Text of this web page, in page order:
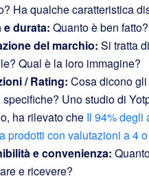
Ha qualche caratteristica
e durata: Quanto è ben
del marchio: Si tratta
Qual è la loro immagine?
/ Rating: Cosa dicono
Uno studio di
ha rilevato che Il 94% degli
prodotti con valutazioni a 4
e convenienza:
e ricevere?